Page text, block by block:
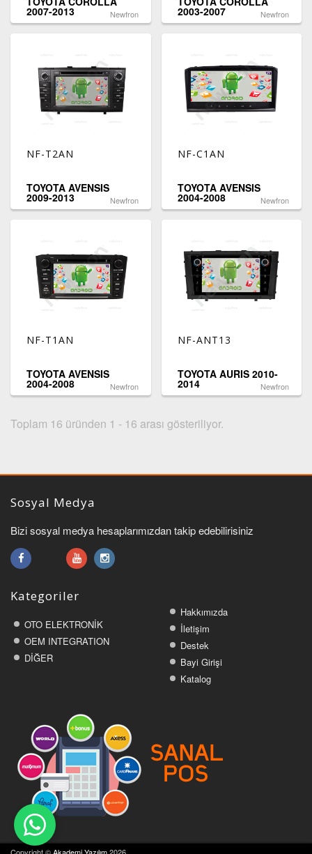
2007-2013 Newfron 2003-2007 Newfron
NF-T2AN
TOYOTA AVENSIS
2009-2013 Newfron
NF-C1AN
TOYOTA AVENSIS
2004-2008 Newfron
NF-T1AN
TOYOTA AVENSIS
2004-2008 Newfron
NF-ANT13
TOYOTA AURIS 2010-
2014 Newfron
Toplam 16 üründen 1 - 16 arası gösteriliyor.
Sosyal Medya
Bizi sosyal medya hesaplarımızdan takip edebilirisiniz
Kategoriler
OTO ELEKTRONİK
OEM INTEGRATION
DİĞER
Hakkımızda
İletişim
Destek
Bayi Girişi
Katalog